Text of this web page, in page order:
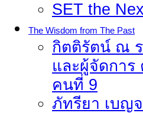
SET the
The Wisdom from The Past
กิตติรัตน์ ณ
และผู้จัดการ
คนที่ 9
ภัทรียา เบญ